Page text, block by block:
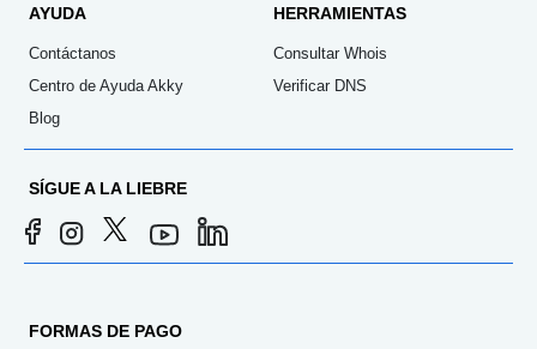
AYUDA
Contáctanos
Centro de Ayuda Akky
Blog
HERRAMIENTAS
Consultar Whois
Verificar DNS
SÍGUE A LA LIEBRE
FORMAS DE PAGO